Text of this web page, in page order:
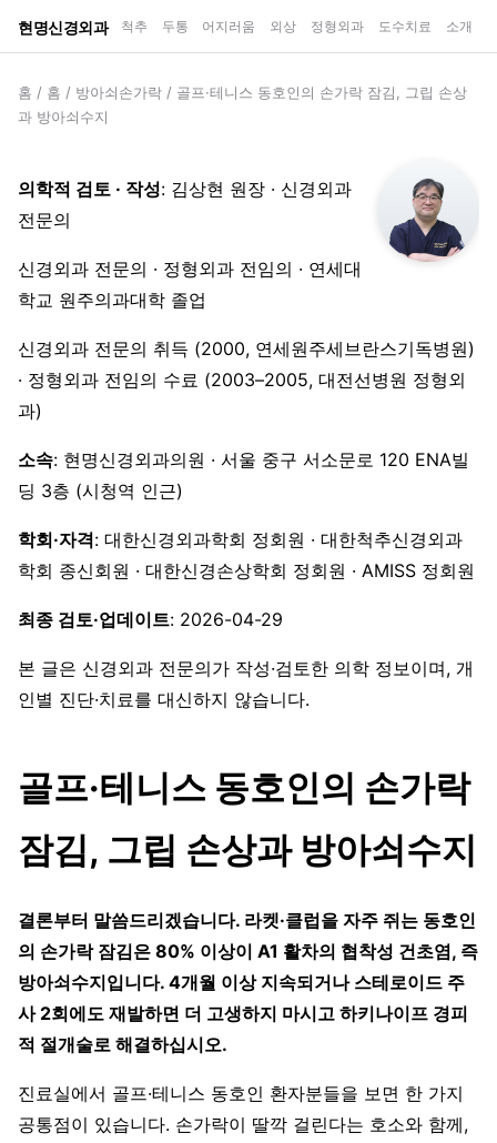
현명신경외과 척추 두통 어지러움 외상 정형외과 도수치료 소개
홈 / 홈 / 방아쇠손가락 / 골프·테니스 동호인의 손가락 잠김, 그립 손상
과 방아쇠수지
의학적 검토 · 작성: 김상현 원장 · 신경외과
전문의
신경외과 전문의 · 정형외과 전임의 · 연세대
학교 원주의과대학 졸업
신경외과 전문의 취득 (2000, 연세원주세브란스기독병원)
· 정형외과 전임의 수료 (2003–2005, 대전선병원 정형외
과)
소속: 현명신경외과의원 · 서울 중구 서소문로 120 ENA빌
딩 3층 (시청역 인근)
학회·자격: 대한신경외과학회 정회원 · 대한척추신경외과
학회 종신회원 · 대한신경손상학회 정회원 · AMISS 정회원
최종 검토·업데이트: 2026-04-29
본 글은 신경외과 전문의가 작성·검토한 의학 정보이며, 개
인별 진단·치료를 대신하지 않습니다.
골프·테니스 동호인의 손가락
잠김, 그립 손상과 방아쇠수지
결론부터 말씀드리겠습니다. 라켓·클럽을 자주 쥐는 동호인
의 손가락 잠김은 80% 이상이 A1 활차의 협착성 건초염, 즉
방아쇠수지입니다. 4개월 이상 지속되거나 스테로이드 주
사 2회에도 재발하면 더 고생하지 마시고 하키나이프 경피
적 절개술로 해결하십시오.
진료실에서 골프·테니스 동호인 환자분들을 보면 한 가지
공통점이 있습니다. 손가락이 딸깍 걸린다는 호소와 함께,